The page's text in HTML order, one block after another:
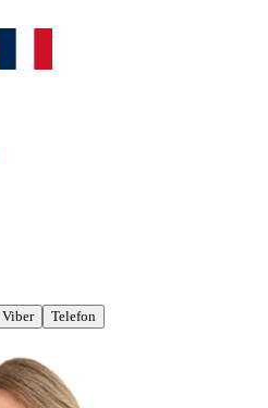
Viber Telefon